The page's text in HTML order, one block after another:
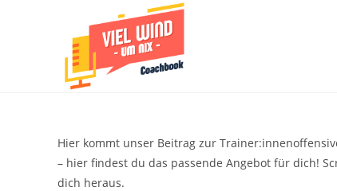
Hier kommt unser Beitrag zur
– hier findest du das passende Angebot für dich!
dich heraus.